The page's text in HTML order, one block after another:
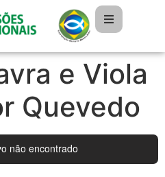
e Viola
Quevedo